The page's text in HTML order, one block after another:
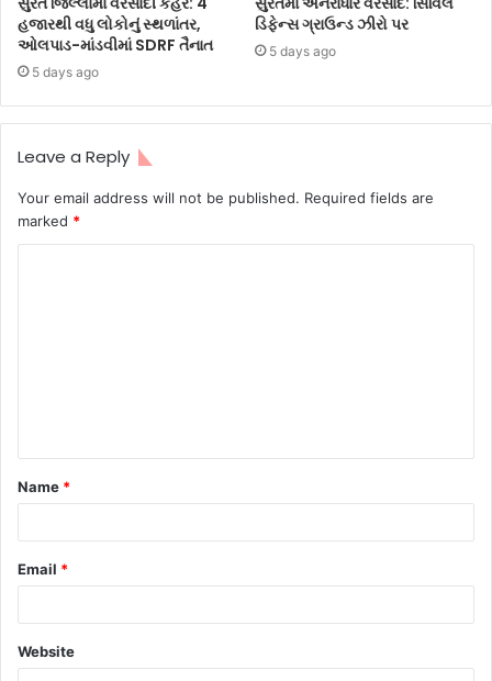
હજારથી વધુ લોકોનું સ્થળાંતર,
ઓલપાડ-માંડવીમાં SDRF તૈનાત
5 days ago
ડિફેન્સ ગ્રાઉન્ડ ઝીરો પર
5 days ago
Leave a Reply
Your email address will not be published. Required fields are
marked *
Name *
Email *
Website